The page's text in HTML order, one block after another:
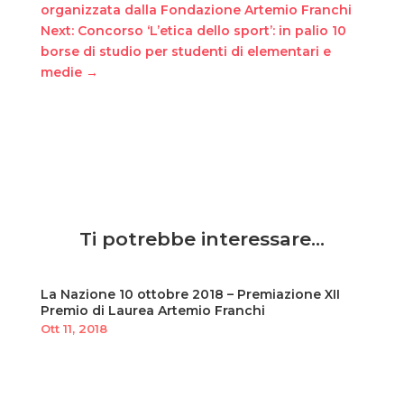
organizzata dalla Fondazione Artemio Franchi
Next: Concorso ‘L’etica dello sport’: in palio 10
borse di studio per studenti di elementari e
medie→
Ti potrebbe interessare…
La Nazione 10 ottobre 2018 – Premiazione XII
Premio di Laurea Artemio Franchi
Ott 11, 2018